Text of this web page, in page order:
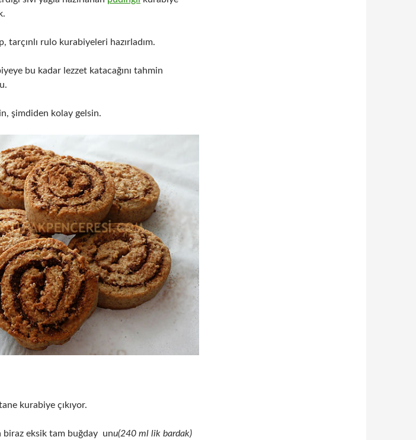
tarçınlı rulo kurabiyeleri hazırladım.
bu kadar lezzet katacağını tahmin
şimdiden kolay gelsin.
kurabiye çıkıyor.
biraz eksik tam buğday unu(240 ml lik bardak)